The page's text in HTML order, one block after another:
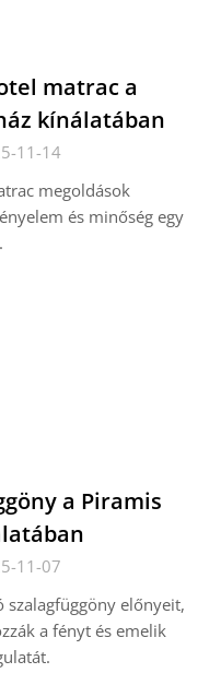
matrac a
kínálatában
11-14
megoldások
és minőség egy
a Piramis
11-07
szalagfüggöny előnyeit,
a fényt és emelik